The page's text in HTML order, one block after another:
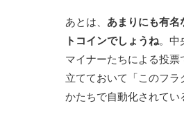
あとは、 あまりにも有名
トコインでしょうね。中
マイナーたちによる投
立てておいて「このフ
かたちで自動化されてい